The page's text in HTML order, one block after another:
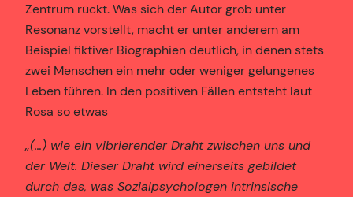
Zentrum rückt. Was sich der Autor grob unter
Resonanz vorstellt, macht er unter anderem am
Beispiel fiktiver Biographien deutlich, in denen stets
zwei Menschen ein mehr oder weniger gelungenes
Leben führen. In den positiven Fällen entsteht laut
Rosa so etwas
„(…) wie ein vibrierender Draht zwischen uns und
der Welt. Dieser Draht wird einerseits gebildet
durch das, was Sozialpsychologen intrinsische